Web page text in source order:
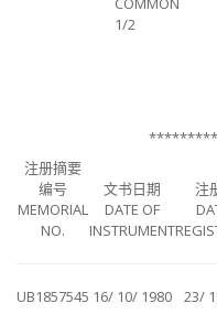
1/2
注册摘要
编号
MEMORIAL
NO.
文书日期
DATE OF
INSTRUMENT
注
UB1857545 16/ 10/ 1980 23/